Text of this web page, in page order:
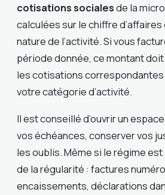
cotisations socialesde la
calculées sur le chiffre
nature de l’activité. Si vous
période donnée, ce montant
les cotisations
votre catégorie d’activité.
Il est conseillé d’ouvrir un
vos échéances, conserver vos
les oublis. Même si le régime
de la régularité : factures
encaissements, déclarations